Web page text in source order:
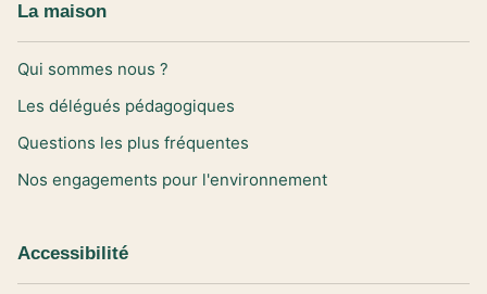
La maison
Qui sommes nous ?
Les délégués pédagogiques
Questions les plus fréquentes
Nos engagements pour l'environnement
Accessibilité